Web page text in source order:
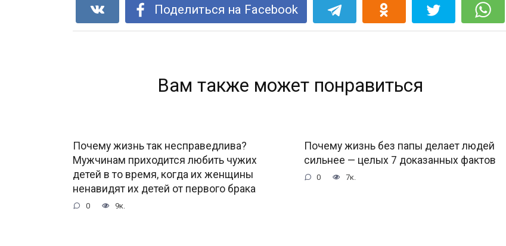
Поделиться на Facebook
Вам также может понравиться
Почему жизнь так несправедлива?
Мужчинам приходится любить чужих
детей в то время, когда их женщины
ненавидят их детей от первого брака
0 9к.
Почему жизнь без папы делает людей
сильнее — целых 7 доказанных фактов
0 7к.